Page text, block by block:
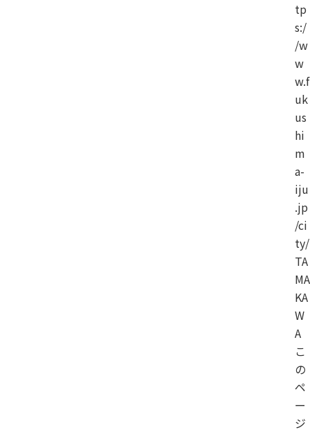
tp
s:/
/w
w
w.f
uk
us
hi
m
a-
iju
.jp
/ci
ty/
TA
MA
KA
W
A
こ
の
ペ
ー
ジ